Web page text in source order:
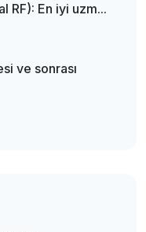
RF): En iyi uzm...
ve sonrası